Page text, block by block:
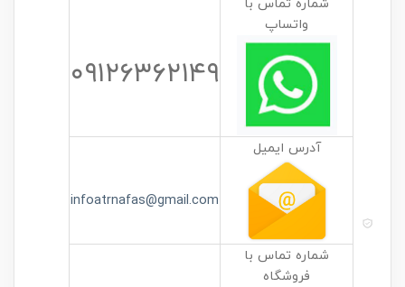
واتساپ
۰۹۱۲۶۳۶۲۱۴۹
آدرس ایمیل
infoatrnafas@gmail.com
شماره تماس با
فروشگاه